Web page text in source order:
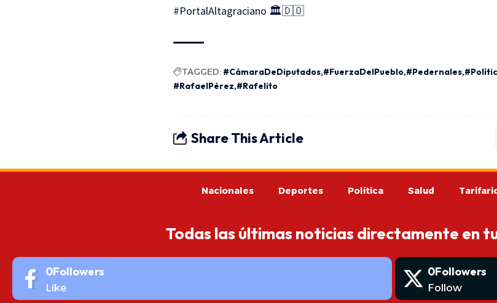
#PortalAltagraciano 🏛️🇩🇴
TAGGED: #CámaraDeDiputados #FuerzaDelPueblo #Pedernales
#RafaelPérez #Rafelito
Share This Article
Nacionales Deportes Política Salud
Todas las últimas noticias directamente en
0Followers
Like
0Followers
Follow